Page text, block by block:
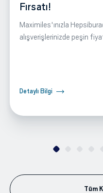
Fırsatı!
Maximiles'ınızla
alışverişlerinizde peşin
Detaylı Bilgi
Tüm